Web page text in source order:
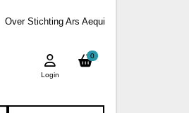
Over Stichting Ars Aequi
0
Login